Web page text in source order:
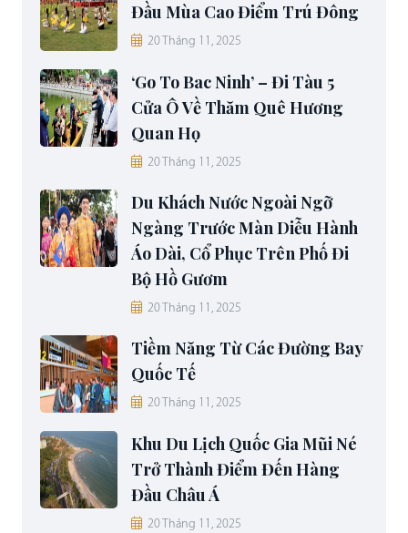
Đầu Mùa Cao Điểm Trú Đông
20 Tháng 11, 2025
‘Go To Bac Ninh’ – Đi Tàu 5
Cửa Ô Về Thăm Quê Hương
Quan Họ
20 Tháng 11, 2025
Du Khách Nước Ngoài Ngỡ
Ngàng Trước Màn Diễu Hành
Áo Dài, Cổ Phục Trên Phố Đi
Bộ Hồ Gươm
20 Tháng 11, 2025
Tiềm Năng Từ Các Đường Bay
Quốc Tế
20 Tháng 11, 2025
Khu Du Lịch Quốc Gia Mũi Né
Trở Thành Điểm Đến Hàng
Đầu Châu Á
20 Tháng 11, 2025